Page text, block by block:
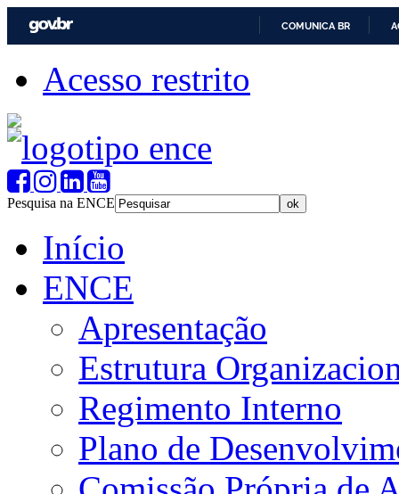
COMUNICA BR
Acesso restrito
Pesquisa na ENCE
Início
ENCE
Apresentação
Estrutura
Regimento Interno
Plano de